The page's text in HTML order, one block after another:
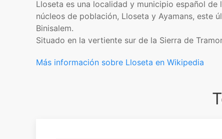
Lloseta es una localidad y municipio español
núcleos de población, Lloseta y Ayamans, este
Binisalem.
Situado en la vertiente sur de la Sierra de
Más información sobre Lloseta en Wikipedia